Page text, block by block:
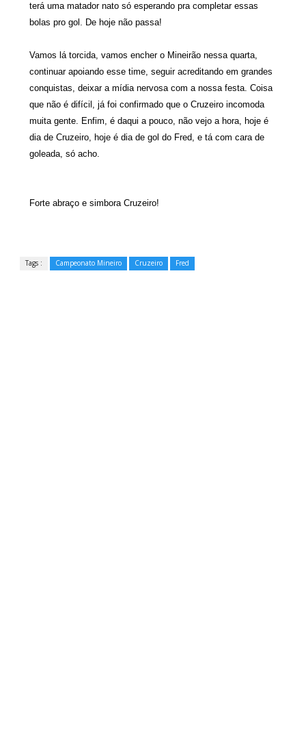
terá uma matador nato só esperando pra completar essas
bolas pro gol. De hoje não passa!
Vamos lá torcida, vamos encher o Mineirão nessa quarta,
continuar apoiando esse time, seguir acreditando em grandes
conquistas, deixar a mídia nervosa com a nossa festa. Coisa
que não é difícil, já foi confirmado que o Cruzeiro incomoda
muita gente. Enfim, é daqui a pouco, não vejo a hora, hoje é
dia de Cruzeiro, hoje é dia de gol do Fred, e tá com cara de
goleada, só acho.
Forte abraço e simbora Cruzeiro!
Tags : Campeonato Mineiro Cruzeiro Fred